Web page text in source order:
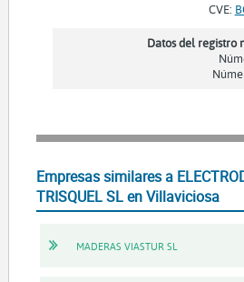
CVE:
Datos del registro
Empresas similares a
TRISQUEL SL en Villaviciosa
MADERAS VIASTUR SL